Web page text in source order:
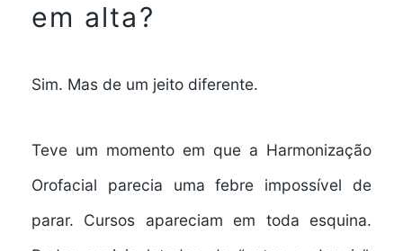
em alta?
Sim. Mas de um jeito diferente.
Teve um momento em que a Harmonização
Orofacial parecia uma febre impossível de
parar. Cursos apareciam em toda esquina.